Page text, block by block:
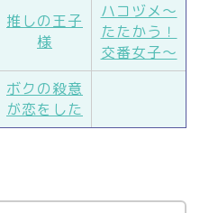
推しの王子
様
ハコヅメ～
たたかう！
交番女子～
ボクの殺意
が恋をした